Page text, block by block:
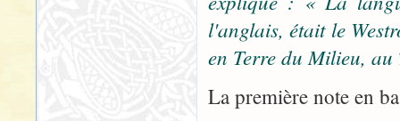
l'anglais, était le
en Terre du Milieu,
La première note en